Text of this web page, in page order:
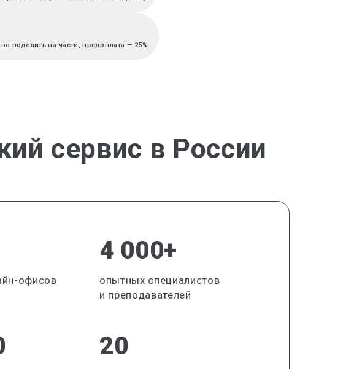
поделить на части, предоплата — 25%
сервис в России
офисов
4 000+
опытных специалистов
и преподавателей
20